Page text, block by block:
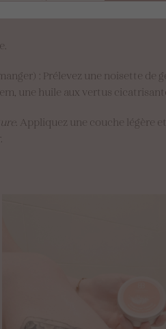
: Prélevez une noisette de
une huile aux vertus
. Appliquez une couche légère